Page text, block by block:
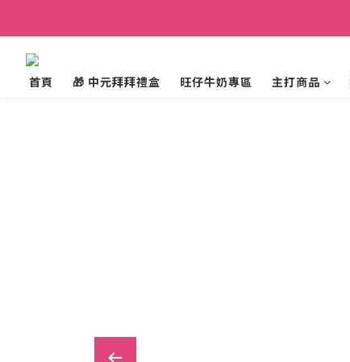
首頁
🎁 中元拜拜禮盒 旺仔牛奶專區 主打商品